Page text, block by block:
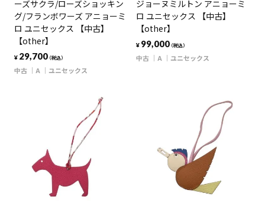
ーズサクラ/ローズショッキン
グ/フランボワーズ アニョーミ
ロ ユニセックス 【中古】
【other】
¥ 29,700（税込）
中古 A ユニセックス
ジョーヌミルトン アニョーミ
ロ ユニセックス 【中古】
【other】
¥ 99,000（税込）
中古 A ユニセックス